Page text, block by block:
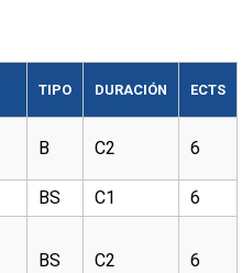
TIPO DURACIÓN ECTS
B C2 6
BS C1 6
BS C2 6